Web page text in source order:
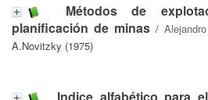
Métodos de
planificación de minas /
A.Novitzky (1975)